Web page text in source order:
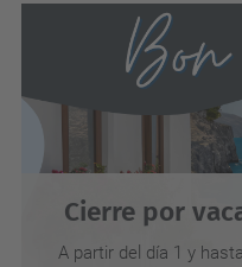
Cierre por
A partir del día 1 y